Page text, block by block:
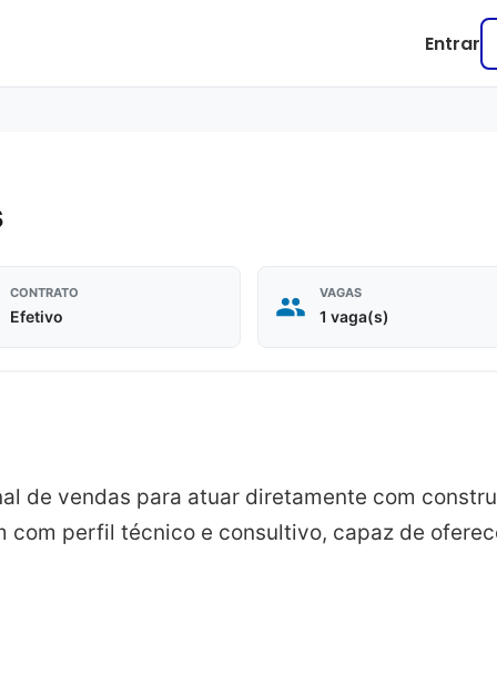
Entrar
CONTRATO
Efetivo
VAGAS
1 vaga(s)
de vendas para atuar diretamente com
com perfil técnico e consultivo, capaz de